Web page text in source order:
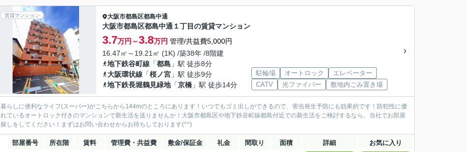
賃貸マンション 大阪市都島区都島中通
大阪市都島区都島中通１丁目の賃貸マンション
3.7万円～3.8万円 管理/共益費5,000円
16.47㎡～19.21㎡ (1K) /築38年 /8階建
地下鉄谷町線 「都島 」駅 徒歩8分
大阪環状線 「桜ノ宮 」駅 徒歩9分
地下鉄長堀鶴見緑地「京橋 」駅 徒歩14分
駐輪場 オートロック
エレベーター
CATV
光ファイバー 敷地内ごみ置き場
暮らしに便利なライフ(スーパー)がこちらから144mのところにあります！いつでもゴミ出しができるので、害虫発生予防にも効果的です！防犯性に優
れているオートロック付きのマンションで新生活を送りませんか！大阪市都島区や地下鉄谷町線都島付近での新生活をご検討するなら、当社でお部屋
探しをしてください！まずはお問い合わせからお待ちしております(^^)
部屋番号 所在階 賃料 管理費・共益費 敷金/保証金 礼金 間取り 面積 詳細 お気に入り